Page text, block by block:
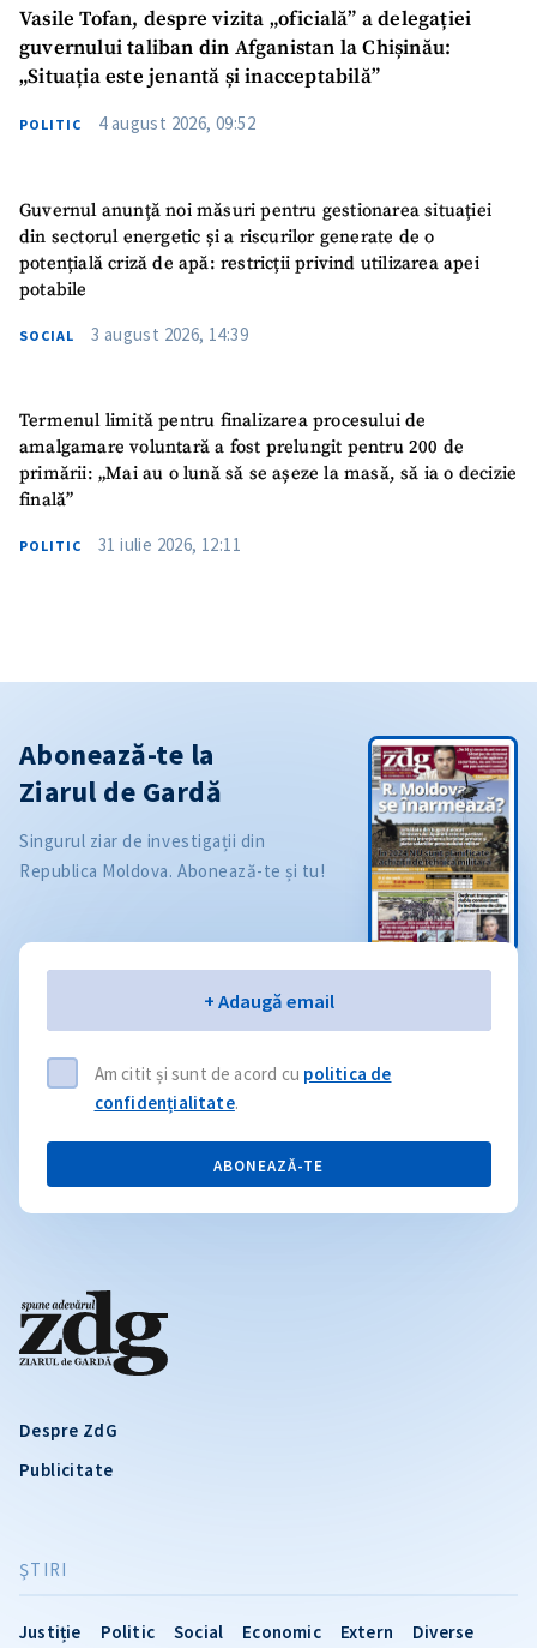
Vasile Tofan, despre vizita „oficială” a delegației
guvernului taliban din Afganistan la Chișinău:
„Situația este jenantă și inacceptabilă”
POLITIC 4 august 2026, 09:52
Guvernul anunță noi măsuri pentru gestionarea situației
din sectorul energetic și a riscurilor generate de o
potențială criză de apă: restricții privind utilizarea apei
potabile
SOCIAL 3 august 2026, 14:39
Termenul limită pentru finalizarea procesului de
amalgamare voluntară a fost prelungit pentru 200 de
primării: „Mai au o lună să se așeze la masă, să ia o decizie
finală”
POLITIC 31 iulie 2026, 12:11
Despre ZdG
Publicitate
ŞTIRI
Justiție Politic Social Economic Extern Diverse
Abonează-te la
Ziarul de Gardă
Singurul ziar de investigații din
Republica Moldova. Abonează-te și tu!
+ Adaugă email
Am citit și sunt de acord cu politica de
confidențialitate.
ABONEAZĂ-TE